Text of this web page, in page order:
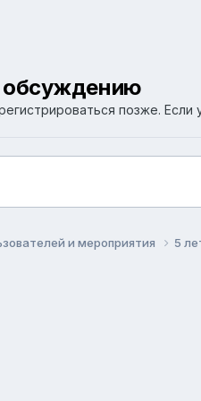
обсуждению
позже. Если
и мероприятия 5